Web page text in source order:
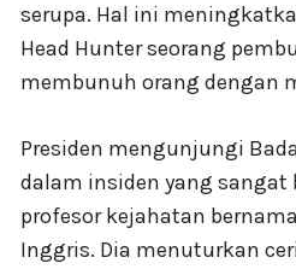
serupa. Hal ini
Head Hunter seorang
membunuh orang dengan
Presiden mengunjungi
dalam insiden yang sangat
profesor kejahatan
Inggris. Dia menuturkan